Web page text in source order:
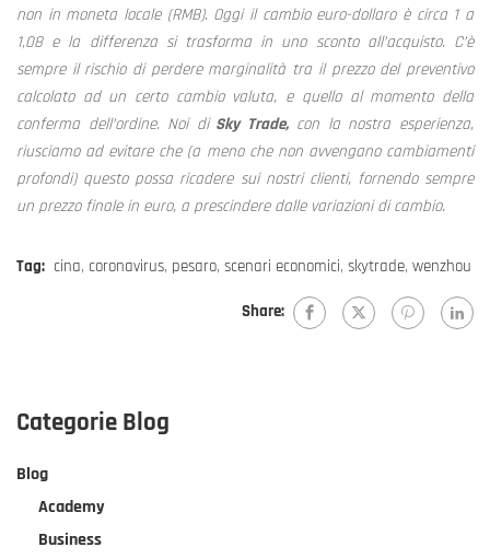
non in moneta locale (RMB). Oggi il cambio euro-dollaro è circa 1 a
1,08 e la differenza si trasforma in uno sconto all’acquisto. C’è
sempre il rischio di perdere marginalità tra il prezzo del preventivo
calcolato ad un certo cambio valuta, e quello al momento della
conferma dell’ordine. Noi diSky Trade,con la nostra esperienza,
riusciamo ad evitare che (a meno che non avvengano cambiamenti
profondi) questo possa ricadere sui nostri clienti, fornendo sempre
un prezzo finale in euro, a prescindere dalle variazioni di cambio.
Tag: cina, coronavirus, pesaro, scenari economici, skytrade, wenzhou
Share:
Categorie Blog
Blog
Academy
Business